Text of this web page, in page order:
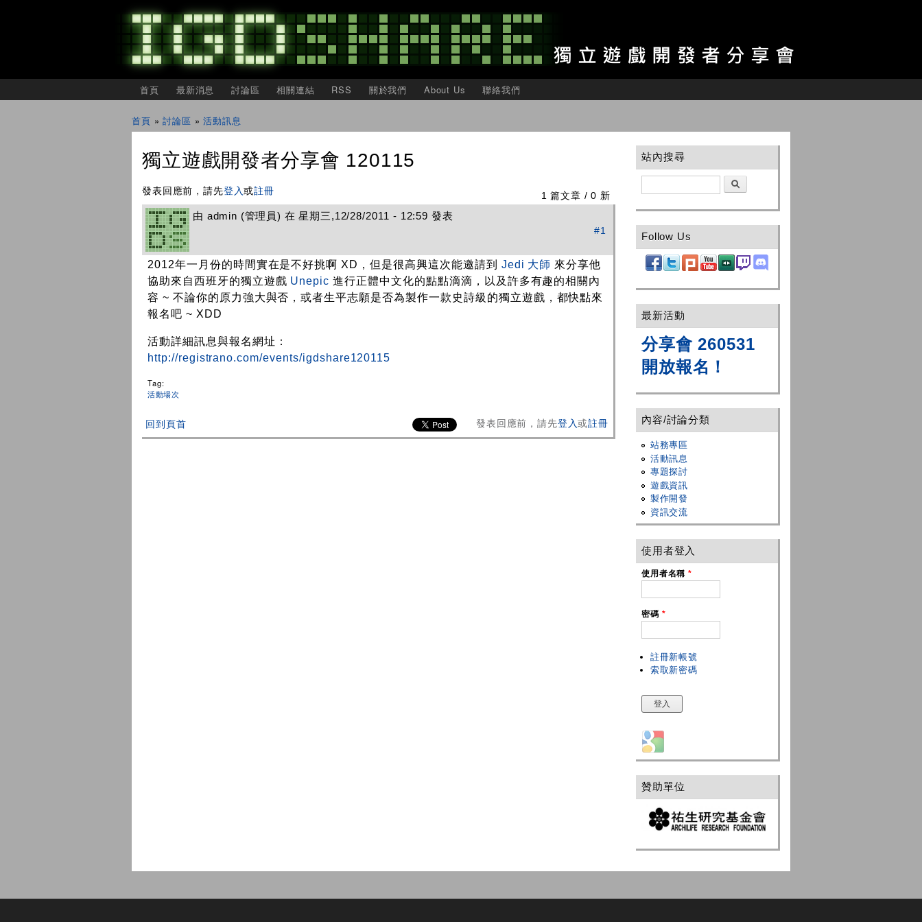
至
主
容
IGDSHARE
首頁 最新消息 討論區 相關連結 RSS 關於我們 About Us 聯絡我們
首頁 »討論區 »活動訊息
獨立遊戲開發者分享會 120115
1 篇文章 / 0 新
發表回應前，請先登入或註冊
由 admin (管理員) 在 星期三,12/28/2011 - 12:59 發表
#1
2012年一月份的時間實在是不好挑啊 XD，但是很高興這次能邀請到 Jedi 大師 來分享他
協助來自西班牙的獨立遊戲 Unepic 進行正體中文化的點點滴滴，以及許多有趣的相關內
容 ~ 不論你的原力強大與否，或者生平志願是否為製作一款史詩級的獨立遊戲，都快點來
報名吧 ~ XDD
活動詳細訊息與報名網址：
http://registrano.com/events/igdshare120115
Tag:
活動場次
回到頁首 發表回應前，請先登入或註冊
站內搜尋
Follow Us
最新活動
分享會 260531
開放報名！
內容/討論分類
站務專區
活動訊息
專題探討
遊戲資訊
製作開發
資訊交流
使用者登入
使用者名稱*
密碼 *
註冊新帳號
索取新密碼
Login with Google
贊助單位